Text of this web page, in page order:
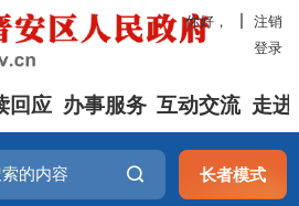
你好，
注销
登录
回应 办事服务 互动交流 走进
长者模式